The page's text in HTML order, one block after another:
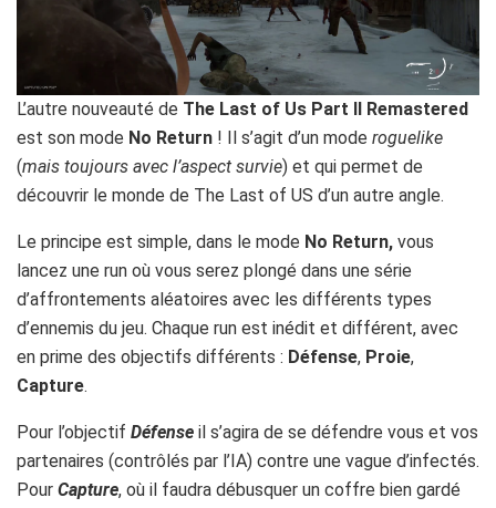
L’autre nouveauté de The Last of Us Part II Remastered
est son mode No Return ! Il s’agit d’un mode roguelike
(mais toujours avec l’aspect survie) et qui permet de
découvrir le monde de The Last of US d’un autre angle.
Le principe est simple, dans le mode No Return, vous
lancez une run où vous serez plongé dans une série
d’affrontements aléatoires avec les différents types
d’ennemis du jeu. Chaque run est inédit et différent, avec
en prime des objectifs différents : Défense, Proie,
Capture.
Pour l’objectif Défense il s’agira de se défendre vous et vos
partenaires (contrôlés par l’IA) contre une vague d’infectés.
Pour Capture, où il faudra débusquer un coffre bien gardé